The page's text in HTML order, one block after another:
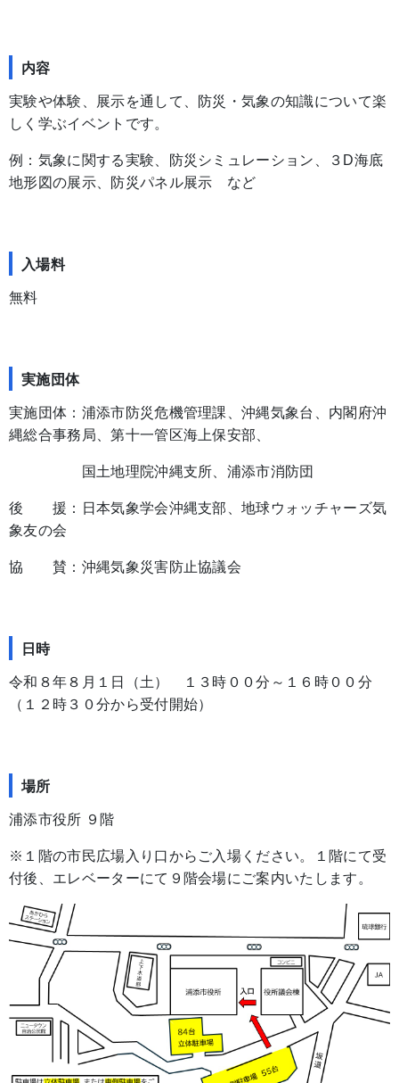
内容
実験や体験、展示を通して、防災・気象の知識について楽
しく学ぶイベントです。
例：気象に関する実験、防災シミュレーション、３D海底
地形図の展示、防災パネル展示 など
入場料
無料
実施団体
実施団体：浦添市防災危機管理課、沖縄気象台、内閣府沖
縄総合事務局、第十一管区海上保安部、
国土地理院沖縄支所、浦添市消防団
後 援：日本気象学会沖縄支部、地球ウォッチャーズ気
象友の会
協 賛：沖縄気象災害防止協議会
日時
令和８年８月１日（土） １３時００分～１６時００分
（１２時３０分から受付開始）
場所
浦添市役所 ９階
※１階の市民広場入り口からご入場ください。１階にて受
付後、エレベーターにて９階会場にご案内いたします。